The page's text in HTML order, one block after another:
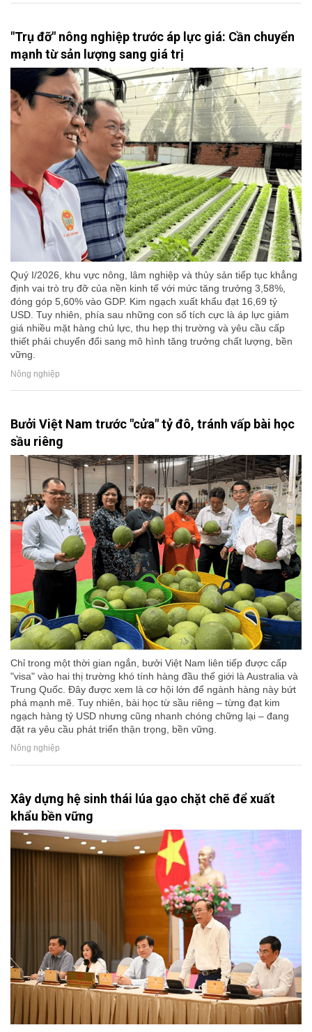
"Trụ đỡ" nông nghiệp trước áp lực giá: Cần chuyển
mạnh từ sản lượng sang giá trị
Quý I/2026, khu vực nông, lâm nghiệp và thủy sản tiếp tục khẳng
định vai trò trụ đỡ của nền kinh tế với mức tăng trưởng 3,58%,
đóng góp 5,60% vào GDP. Kim ngạch xuất khẩu đạt 16,69 tỷ
USD. Tuy nhiên, phía sau những con số tích cực là áp lực giảm
giá nhiều mặt hàng chủ lực, thu hẹp thị trường và yêu cầu cấp
thiết phải chuyển đổi sang mô hình tăng trưởng chất lượng, bền
vững.
Nông nghiệp
Bưởi Việt Nam trước "cửa" tỷ đô, tránh vấp bài học
sầu riêng
Chỉ trong một thời gian ngắn, bưởi Việt Nam liên tiếp được cấp
"visa" vào hai thị trường khó tính hàng đầu thế giới là Australia và
Trung Quốc. Đây được xem là cơ hội lớn để ngành hàng này bứt
phá mạnh mẽ. Tuy nhiên, bài học từ sầu riêng – từng đạt kim
ngạch hàng tỷ USD nhưng cũng nhanh chóng chững lại – đang
đặt ra yêu cầu phát triển thận trọng, bền vững.
Nông nghiệp
Xây dựng hệ sinh thái lúa gạo chặt chẽ để xuất
khẩu bền vững